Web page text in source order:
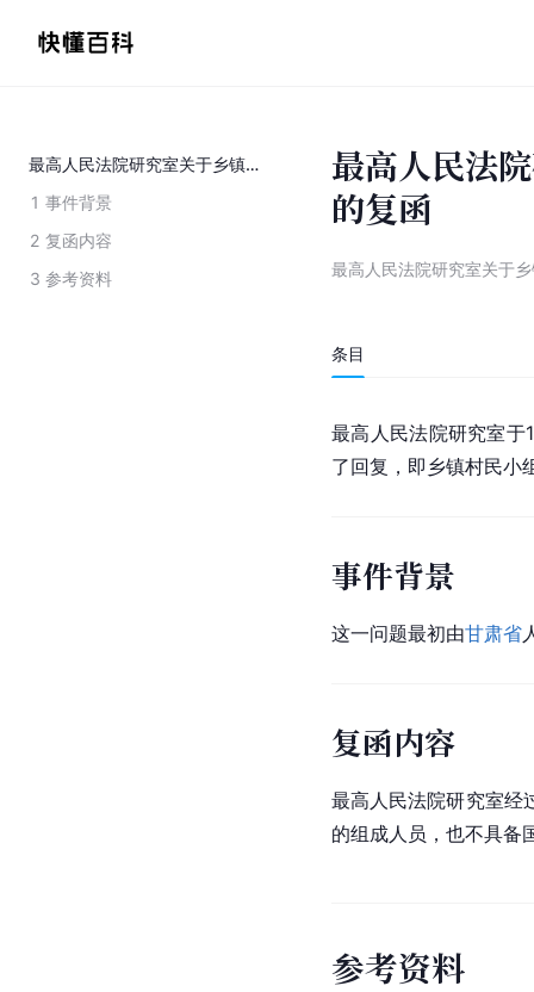
最高人民法院研究室关于乡镇村民小组长能否成为报复陷害罪主体问题的复函
1 事件背景
2 复函内容
3 参考资料
最高人民法
的复函
最高人民法院研究室关于
条目
最高人民法院研究室
了回复，即乡镇村民小
事件背景
这一问题最初由甘肃省
复函内容
最高人民法院研究室经
的组成人员，也不具备
参考资料